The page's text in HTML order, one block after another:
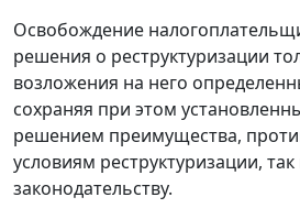
Освобождение
решения о реструктуризации
возложения на него
сохраняя при этом
решением преимущества,
условиям реструктуризации,
законодательству.